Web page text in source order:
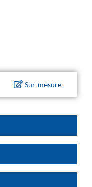
Sur-mesure